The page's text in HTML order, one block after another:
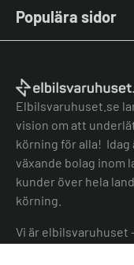
Stolpar & Fästen
Portabla Laddare
Övriga tillbehör
Kontakta oss
Vanliga frågor & svar
El-lexikon
Installation
Grön teknik bidrag
Lastbalansering
Köpvillkor
Köpvillkor batteri
Felanmälan
Hantera cookies
Populära sidor
Elbilsladdare företag
Laddbox bäst i test
Bilmärken
Jämför laddboxar
Jämför hembatterier
Elbilsvaruhuset.se
vision om att
körning för alla! Idag
växande bolag inom
kunder över hela
körning.
Vi är elbilsvaruhuset